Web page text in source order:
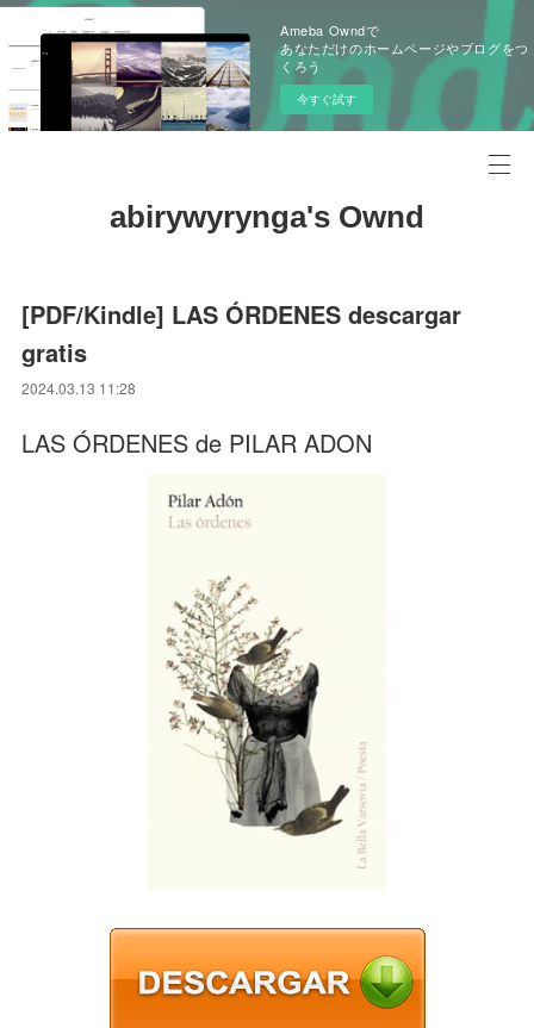
Ameba Owndで
あなただけのホームページやブログをつ
くろう
今すぐ試す
abirywyrynga's Ownd
[PDF/Kindle] LAS ÓRDENES descargar
gratis
2024.03.13 11:28
LAS ÓRDENES de PILAR ADON